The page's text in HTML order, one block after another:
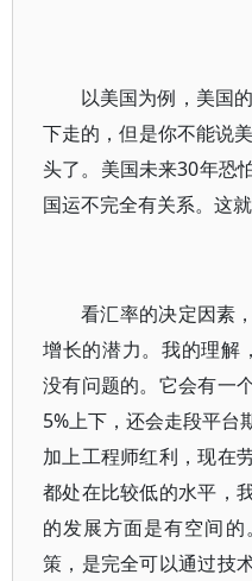
以美国为例，美国
下走的，但是你不能说
头了。美国未来30年恐
国运不完全有关系。这
看汇率的决定因素
增长的潜力。我的理解
没有问题的。它会有一
5%上下，还会走段平台
加上工程师红利，现在
都处在比较低的水平，
的发展方面是有空间
策，是完全可以通过技